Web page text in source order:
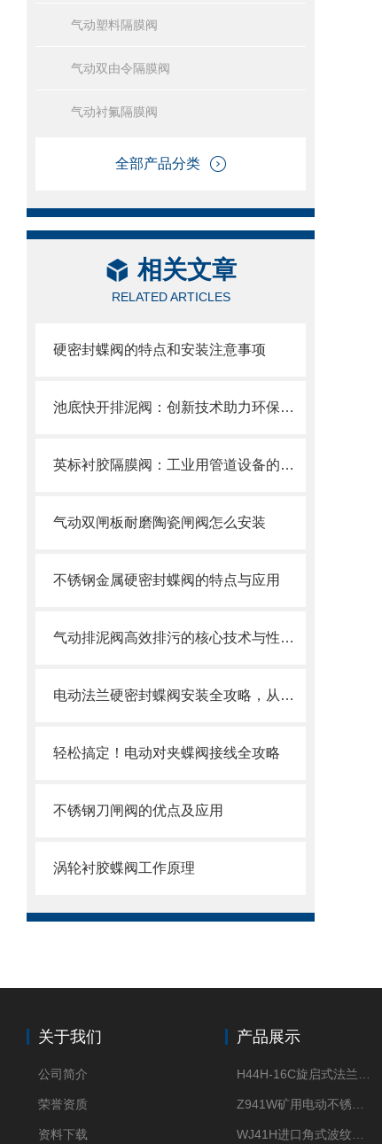
气动塑料隔膜阀
气动双由令隔膜阀
气动衬氟隔膜阀
全部产品分类
相关文章
RELATED ARTICLES
硬密封蝶阀的特点和安装注意事项
池底快开排泥阀：创新技术助力环保产业
英标衬胶隔膜阀：工业用管道设备的优选之选
气动双闸板耐磨陶瓷闸阀怎么安装
不锈钢金属硬密封蝶阀的特点与应用
气动排泥阀高效排污的核心技术与性能解析
电动法兰硬密封蝶阀安装全攻略，从基础到调试的精密指南
轻松搞定！电动对夹蝶阀接线全攻略
不锈钢刀闸阀的优点及应用
涡轮衬胶蝶阀工作原理
关于我们
公司简介
荣誉资质
资料下载
产品展示